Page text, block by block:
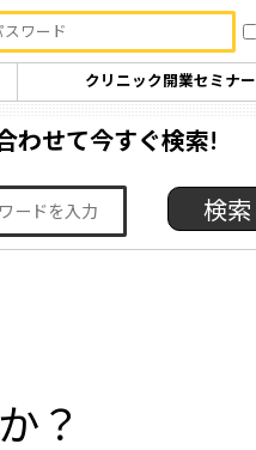
クリニック開業セミナー
わせて今すぐ検索!
？